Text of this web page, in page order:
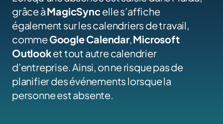
grâce à MagicSync elle s’affiche
également sur les calendriers de travail,
comme Google Calendar, Microsoft
Outlook et tout autre calendrier
d’entreprise. Ainsi, on ne risque pas de
planifier des événements lorsque la
personne est absente.